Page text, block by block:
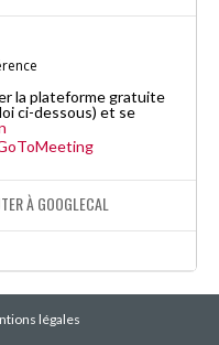
la plateforme gratuite
ci-dessous) et se
À GOOGLECAL
légales